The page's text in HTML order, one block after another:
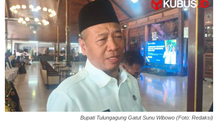
Bupati Tulungagung Gatut Sunu Wibowo (Foto: Redaksi)